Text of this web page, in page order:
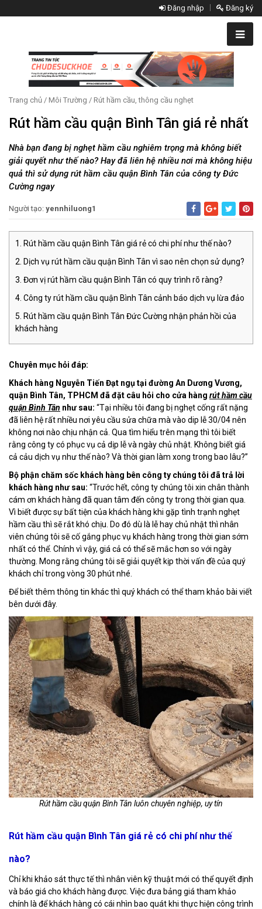
Đăng nhập Đăng ký
Trang chủ / Môi Trường / Rút hầm cầu, thông cầu nghẹt
Rút hầm cầu quận Bình Tân giá rẻ nhất
Nhà bạn đang bị nghẹt hầm cầu nghiêm trọng mà không biết
giải quyết như thế nào? Hay đã liên hệ nhiều nơi mà không hiệu
quả thì sử dụng rút hầm cầu quận Bình Tân của công ty Đức
Cường ngay
Người tạo: yennhiluong1
Rút hầm cầu quận Bình Tân giá rẻ có chi phí như thế nào?
Dịch vụ rút hầm cầu quận Bình Tân vì sao nên chọn sử dụng?
Đơn vị rút hầm cầu quận Bình Tân có quy trình rõ ràng?
Công ty rút hầm cầu quận Bình Tân cảnh báo dịch vụ lừa đảo
Rút hầm cầu quận Bình Tân Đức Cường nhận phản hồi của
khách hàng
Chuyên mục hỏi đáp:
Khách hàng Nguyễn Tiến Đạt ngụ tại đường An Dương Vương,
quận Bình Tân, TPHCM đã đặt câu hỏi cho cửa hàng rút hầm cầu
quận Bình Tân như sau: “Tại nhiều tôi đang bị nghẹt cống rất nặng
đã liên hệ rất nhiều nơi yêu cầu sửa chữa mà vào dip lễ 30/04 nên
không nơi nào chịu nhận cả. Qua tìm hiểu trên mạng thì tôi biết
rằng công ty có phục vụ cả dịp lễ và ngày chủ nhật. Không biết giá
cả cảu dịch vụ như thế nào? Và thời gian làm xong trong bao lâu?”
Bộ phận chăm sốc khách hàng bên công ty chúng tôi đã trả lời
khách hàng như sau: “Trước hết, công ty chúng tôi xin chân thành
cám ơn khách hàng đã quan tâm đến công ty trong thời gian qua.
Vì biết được sự bất tiện của khách hàng khi gặp tình trạnh nghẹt
hầm cầu thì sẽ rắt khó chịu. Do đó dù là lễ hay chủ nhật thì nhân
viên chúng tôi sẽ cố gắng phục vụ khách hàng trong thời gian sớm
nhất có thể. Chính vì vậy, giá cả có thể sẽ mắc hơn so với ngày
thường. Mong rằng chúng tôi sẽ giải quyết kịp thời vấn đề của quý
khách chỉ trong vòng 30 phút nhé.
Để biết thêm thông tin khác thì quý khách có thể tham khảo bài viết
bên dưới đây.
Rút hầm cầu quận Bình Tân luôn chuyên nghiệp, uy tín
Rút hầm cầu quận Bình Tân giá rẻ có chi phí như thế
nào?
Chỉ khi khảo sát thực tế thì nhân viên kỹ thuật mới có thể quyết định
và báo giá cho khách hàng được. Việc đưa bảng giá tham khảo
chính là để khách hàng có cái nhìn bao quát khi thực hiện công trình